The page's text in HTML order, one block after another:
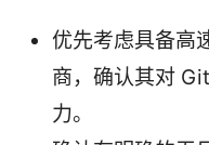
优先考虑具备高
商，确认其对
力。